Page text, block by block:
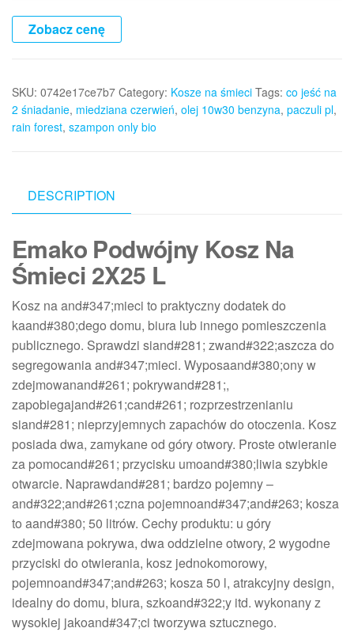
Zobacz cenę
SKU: 0742e17ce7b7 Category: Kosze na śmieci Tags: co jeść na
2 śniadanie, miedziana czerwień, olej 10w30 benzyna, paczuli pl,
rain forest, szampon only bio
DESCRIPTION
Emako Podwójny Kosz Na
Śmieci 2X25 L
Kosz na and#347;mieci to praktyczny dodatek do
kaand#380;dego domu, biura lub innego pomieszczenia
publicznego. Sprawdzi siand#281; zwand#322;aszcza do
segregowania and#347;mieci. Wyposaand#380;ony w
zdejmowanand#261; pokrywand#281;,
zapobiegajand#261;cand#261; rozprzestrzenianiu
siand#281; nieprzyjemnych zapachów do otoczenia. Kosz
posiada dwa, zamykane od góry otwory. Proste otwieranie
za pomocand#261; przycisku umoand#380;liwia szybkie
otwarcie. Naprawdand#281; bardzo pojemny –
and#322;and#261;czna pojemnoand#347;and#263; kosza
to aand#380; 50 litrów. Cechy produktu: u góry
zdejmowana pokrywa, dwa oddzielne otwory, 2 wygodne
przyciski do otwierania, kosz jednokomorowy,
pojemnoand#347;and#263; kosza 50 l, atrakcyjny design,
idealny do domu, biura, szkoand#322;y itd. wykonany z
wysokiej jakoand#347;ci tworzywa sztucznego.